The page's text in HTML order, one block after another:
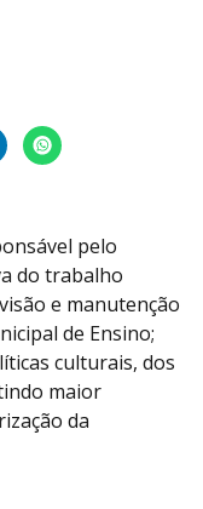
pelo
do trabalho
e manutenção
de Ensino;
culturais, dos
maior
da